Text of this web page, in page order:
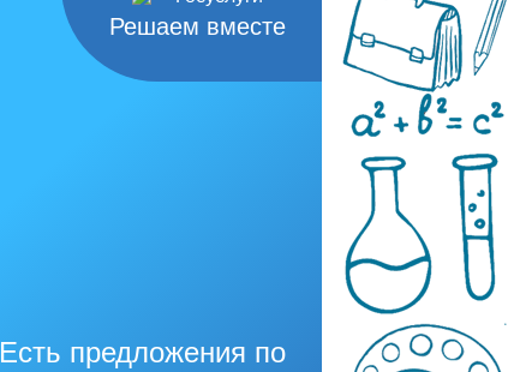
Решаем вместе
Есть предложения по